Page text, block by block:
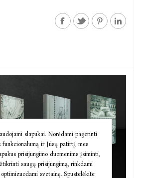
slapukai. Norėdami pagerinti
funkcionalumą ir Jūsų patirtį, mes
prisijungimo duomenims įsiminti,
saugų prisijungimą, rinkdami
svetainę. Spustelėkite